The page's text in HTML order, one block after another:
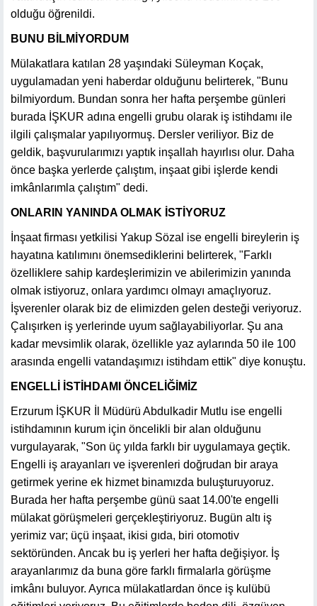
olduğu öğrenildi.
BUNU BİLMİYORDUM
Mülakatlara katılan 28 yaşındaki Süleyman Koçak,
uygulamadan yeni haberdar olduğunu belirterek, "Bunu
bilmiyordum. Bundan sonra her hafta perşembe günleri
burada İŞKUR adına engelli grubu olarak iş istihdamı ile
ilgili çalışmalar yapılıyormuş. Dersler veriliyor. Biz de
geldik, başvurularımızı yaptık inşallah hayırlısı olur. Daha
önce başka yerlerde çalıştım, inşaat gibi işlerde kendi
imkânlarımla çalıştım" dedi.
ONLARIN YANINDA OLMAK İSTİYORUZ
İnşaat firması yetkilisi Yakup Sözal ise engelli bireylerin iş
hayatına katılımını önemsediklerini belirterek, "Farklı
özelliklere sahip kardeşlerimizin ve abilerimizin yanında
olmak istiyoruz, onlara yardımcı olmayı amaçlıyoruz.
İşverenler olarak biz de elimizden gelen desteği veriyoruz.
Çalışırken iş yerlerinde uyum sağlayabiliyorlar. Şu ana
kadar mevsimlik olarak, özellikle yaz aylarında 50 ile 100
arasında engelli vatandaşımızı istihdam ettik" diye konuştu.
ENGELLİ İSTİHDAMI ÖNCELİĞİMİZ
Erzurum İŞKUR İl Müdürü Abdulkadir Mutlu ise engelli
istihdamının kurum için öncelikli bir alan olduğunu
vurgulayarak, "Son üç yılda farklı bir uygulamaya geçtik.
Engelli iş arayanları ve işverenleri doğrudan bir araya
getirmek yerine ek hizmet binamızda buluşturuyoruz.
Burada her hafta perşembe günü saat 14.00'te engelli
mülakat görüşmeleri gerçekleştiriyoruz. Bugün altı iş
yerimiz var; üçü inşaat, ikisi gıda, biri otomotiv
sektöründen. Ancak bu iş yerleri her hafta değişiyor. İş
arayanlarımız da buna göre farklı firmalarla görüşme
imkânı buluyor. Ayrıca mülakatlardan önce iş kulübü